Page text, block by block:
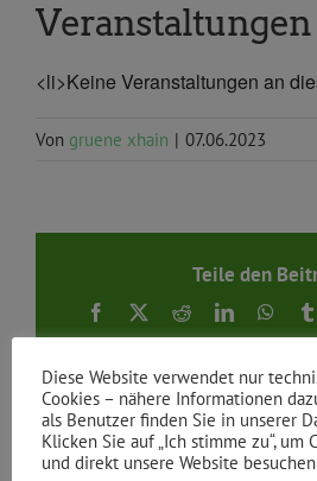
Veranstaltungen
<li>Keine Veranstaltungen an
Von gruene xhain | 07.06.2023
Teile den
Facebook
X RedditLinkedIn
Diese Website verwendet nur
Cookies – nähere Informationen
als Benutzer finden Sie in unserer
Klicken Sie auf „Ich stimme zu“, um
und direkt unsere Website